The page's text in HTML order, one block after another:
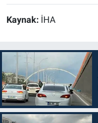
Kaynak: İHA